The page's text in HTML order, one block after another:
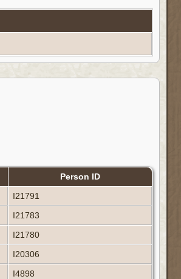
Person ID
I21791
I21783
I21780
I20306
I4898